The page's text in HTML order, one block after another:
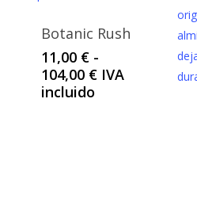
Botanic Rush
11,00 € -
104,00 €Rango
IVA
incluido